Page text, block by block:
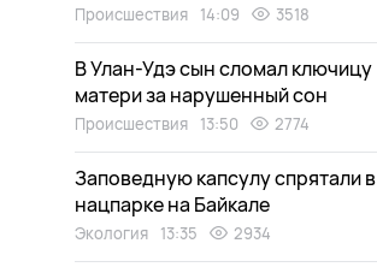
Происшествия 14:09 3518
В Улан-Удэ сын сломал ключицу
матери за нарушенный сон
Происшествия 13:50 2774
Заповедную капсулу спрятали в
нацпарке на Байкале
Экология 13:35 2934